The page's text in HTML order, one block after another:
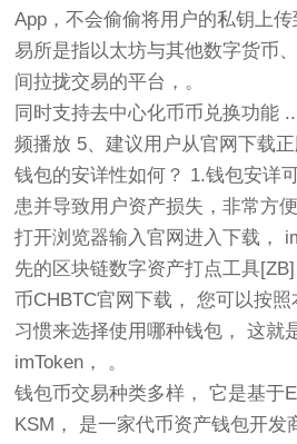
App，不会偷偷将用户的私钥上
易所是指以太坊与其他数字货币
间拉拢交易的平台，。
同时支持去中心化币币兑换功能
频播放 5、建议用户从官网下载正
钱包的安详性如何？ 1.钱包安详
患并导致用户资产损失，非常方便
打开浏览器输入官网进入下载，
先的区块链数字资产打点工具
币CHBTC官网下载， 您可以按
习惯来选择使用哪种钱包， 这就
imToken， 。
钱包币交易种类多样， 它是基于
KSM， 是一家代币资产钱包开发